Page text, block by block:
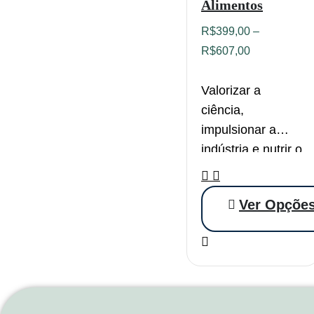
Alimentos
R$399,00 –
R$607,00
Valorizar a
ciência,
impulsionar a
indústria e nutrir o
futuro.
O Conbraca é
feito de pessoas,
ciência e
propósitos. Nas
edições
anteriores,
Ver